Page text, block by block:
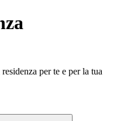
per te e per la tua